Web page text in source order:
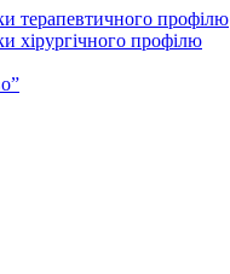
терапевтичного профілю
хірургічного профілю